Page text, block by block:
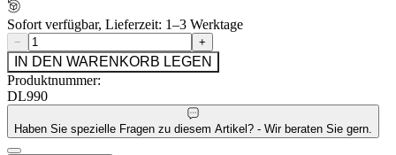
Sofort verfügbar, Lieferzeit: 1–3 Werktage
− +
IN DEN WARENKORB LEGEN
Produktnummer:
DL990
Haben Sie spezielle Fragen zu diesem Artikel? - Wir beraten Sie gern.